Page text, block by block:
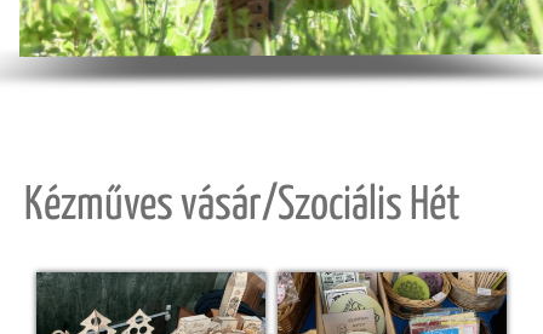
Kézműves vásár/Szociális Hét